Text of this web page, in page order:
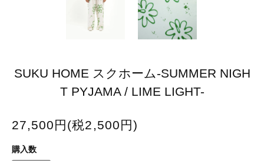
SUKU HOME スクホーム-SUMMER NIGH
T PYJAMA / LIME LIGHT-
27,500円(税2,500円)
購入数